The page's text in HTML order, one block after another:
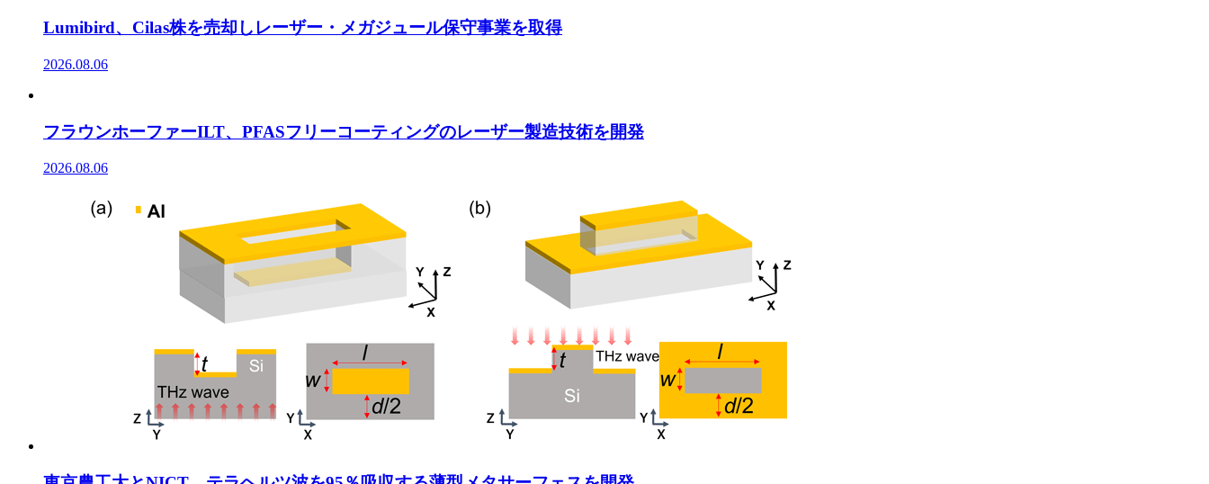
Lumibird、Cilas株を売却しレーザー・メガジュール保守事業を取得
2026.08.06
フラウンホーファーILT、PFASフリーコーティングのレーザー製造技術を開発
2026.08.06